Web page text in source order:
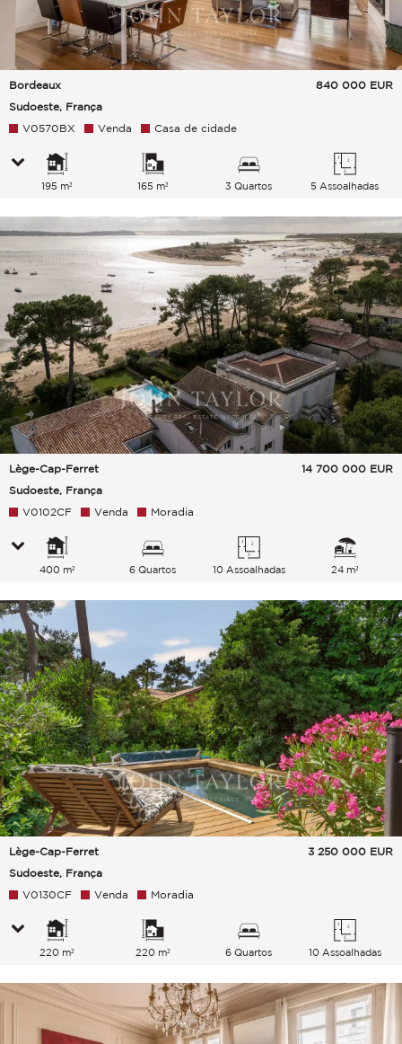
Bordeaux
Sudoeste, França
840 000 EUR
V0570BX Venda Casa de cidade
195 m² 165 m² 3 Quartos 5 Assoalhadas
Lège-Cap-Ferret
Sudoeste, França
14 700 000 EUR
V0102CF Venda Moradia
400 m² 6 Quartos 10 Assoalhadas 24 m²
Lège-Cap-Ferret
Sudoeste, França
3 250 000 EUR
V0130CF Venda Moradia
220 m² 220 m² 6 Quartos 10 Assoalhadas